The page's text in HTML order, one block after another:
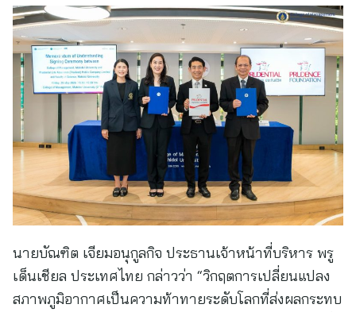
นายบัณฑิต เจียมอนุกูลกิจ ประธานเจ้าหน้าที่บริหาร พรู
เด็นเชียล ประเทศไทย กล่าวว่า “วิกฤตการเปลี่ยนแปลง
สภาพภูมิอากาศเป็นความท้าทายระดับโลกที่ส่งผลกระทบ